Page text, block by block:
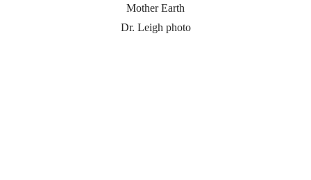
Mother Earth
Dr. Leigh photo